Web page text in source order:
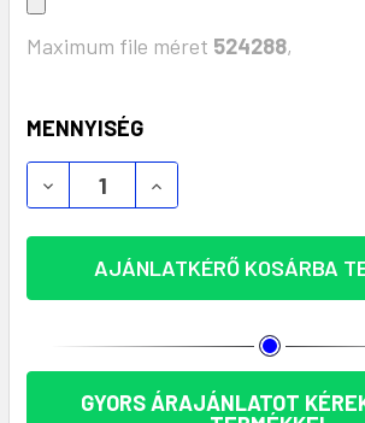
Maximum file méret 524288,
KÉSZLET:
MENNYISÉG
BLITZ CHESS SAKKKÉSZLET:
BLITZ CHESS
AJÁNLATKÉRŐ KOSÁRBA
GYORS ÁRAJÁNLATOT